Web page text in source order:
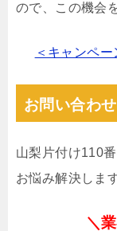
ので、この機会
＜キャンペ
お問い合わ
山梨片付け110
お悩み解決しま
＼